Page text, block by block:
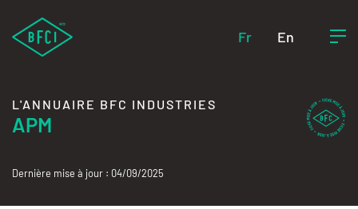
Fr En
L'ANNUAIRE BFC INDUSTRIES
APM
Dernière mise à jour : 04/09/2025